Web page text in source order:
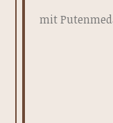
mit